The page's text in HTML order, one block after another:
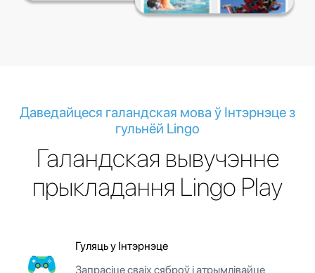
Даведайцеся галандская мова ў Інтэрнэце з
гульнёй Lingo
Галандская вывучэнне
прыкладання Lingo Play
Гуляць у Інтэрнэце
Запрасіце сваіх сяброў і атрымлівайце